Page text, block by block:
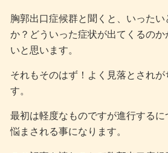
胸郭出口症候群と聞くと、いった
か？どういった症状が出てくるの
いと思います。
それもそのはず！よく見落とされ
す。
最初は軽度なものですが進行するに
悩まされる事になります。